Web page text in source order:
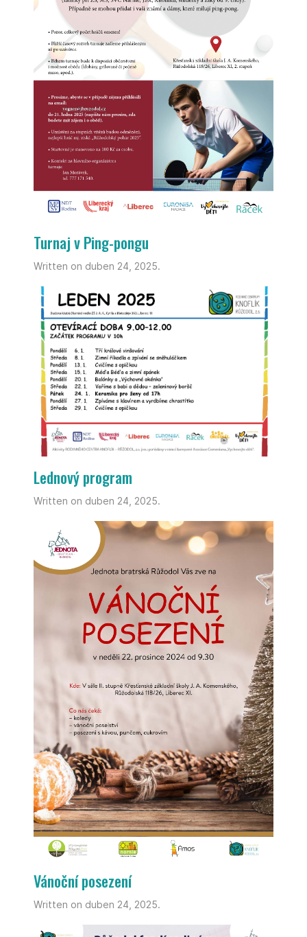
Turnaj v Ping-pongu
Written on duben 24, 2025.
Lednový program
Written on duben 24, 2025.
Vánoční posezení
Written on duben 24, 2025.